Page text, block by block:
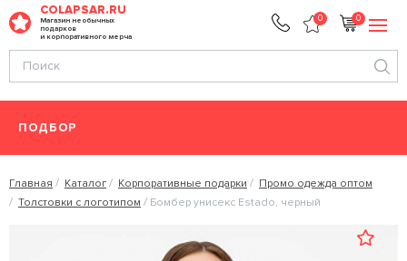
COLAPSAR.RU
Магазин необычных
подарков
и корпоративного мерча
0 0
ПОДБОР
Главная Каталог Корпоративные подарки
Промо одежда оптом
Толстовки с логотипом
Бомбер унисекс Estado, черный